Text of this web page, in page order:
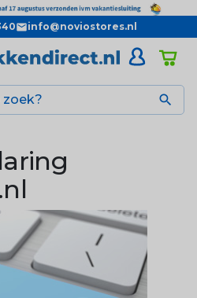
info@noviostores.nl
